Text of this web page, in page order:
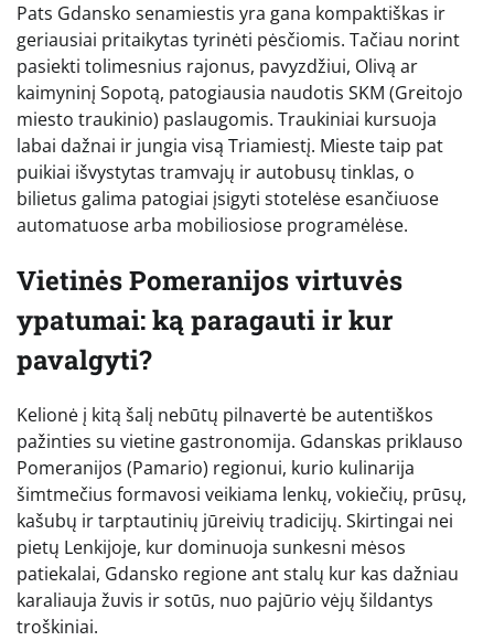
Pats Gdansko senamiestis yra gana kompaktiškas ir
geriausiai pritaikytas tyrinėti pėsčiomis. Tačiau norint
pasiekti tolimesnius rajonus, pavyzdžiui, Olivą ar
kaimyninį Sopotą, patogiausia naudotis SKM (Greitojo
miesto traukinio) paslaugomis. Traukiniai kursuoja
labai dažnai ir jungia visą Triamiestį. Mieste taip pat
puikiai išvystytas tramvajų ir autobusų tinklas, o
bilietus galima patogiai įsigyti stotelėse esančiuose
automatuose arba mobiliosiose programėlėse.
Vietinės Pomeranijos virtuvės
ypatumai: ką paragauti ir kur
pavalgyti?
Kelionė į kitą šalį nebūtų pilnavertė be autentiškos
pažinties su vietine gastronomija. Gdanskas priklauso
Pomeranijos (Pamario) regionui, kurio kulinarija
šimtmečius formavosi veikiama lenkų, vokiečių, prūsų,
kašubų ir tarptautinių jūreivių tradicijų. Skirtingai nei
pietų Lenkijoje, kur dominuoja sunkesni mėsos
patiekalai, Gdansko regione ant stalų kur kas dažniau
karaliauja žuvis ir sotūs, nuo pajūrio vėjų šildantys
troškiniai.